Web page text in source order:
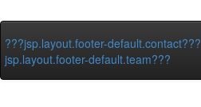
???jsp.layout.footer-default.contact???
jsp.layout.footer-default.team???